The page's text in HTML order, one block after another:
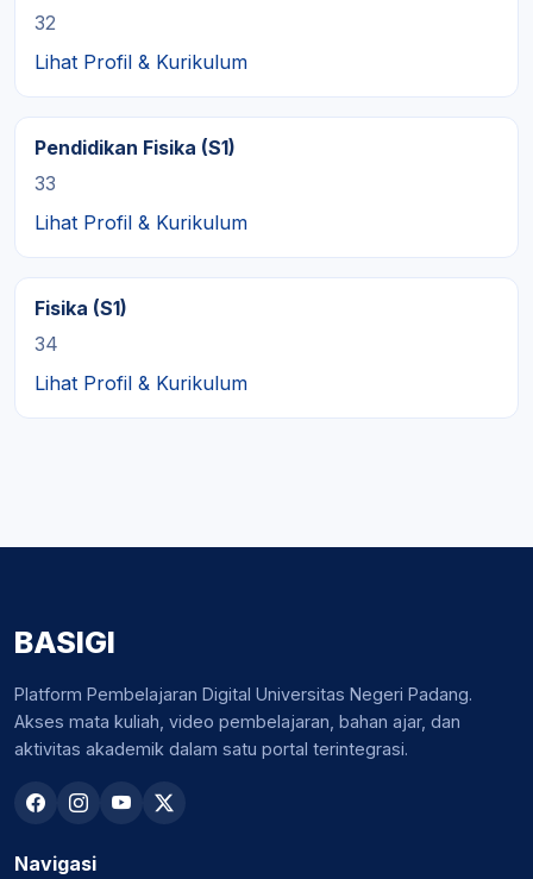
32
Lihat Profil & Kurikulum
Pendidikan Fisika (S1)
33
Lihat Profil & Kurikulum
Fisika (S1)
34
Lihat Profil & Kurikulum
BASIGI
Platform Pembelajaran Digital Universitas Negeri Padang.
Akses mata kuliah, video pembelajaran, bahan ajar, dan
aktivitas akademik dalam satu portal terintegrasi.
Navigasi